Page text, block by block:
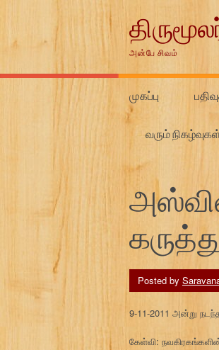
அன்பே சிவம்
முகப்பு
வரும்
Posted by
9-11-2011 அன்று
கேள்வி: